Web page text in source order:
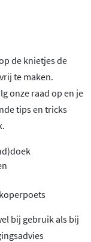
de knietjes de
te maken.
onze raad op en je
tips en tricks
bij gebruik als bij